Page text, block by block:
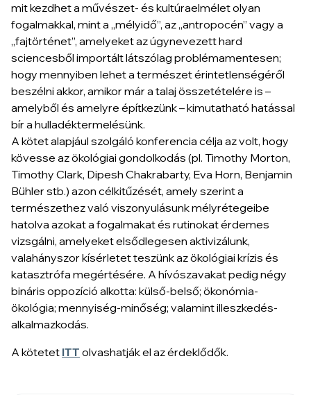
mit kezdhet a művészet- és kultúraelmélet olyan
fogalmakkal, mint a „mélyidő”, az „antropocén” vagy a
„fajtörténet”, amelyeket az úgynevezett hard
sciencesből importált látszólag problémamentesen;
hogy mennyiben lehet a természet érintetlenségéről
beszélni akkor, amikor már a talaj összetételére is –
amelyből és amelyre építkezünk – kimutatható hatással
bír a hulladéktermelésünk.
A kötet alapjául szolgáló konferencia célja az volt, hogy
kövesse az ökológiai gondolkodás (pl. Timothy Morton,
Timothy Clark, Dipesh Chakrabarty, Eva Horn, Benjamin
Bühler stb.) azon célkitűzését, amely szerint a
természethez való viszonyulásunk mélyrétegeibe
hatolva azokat a fogalmakat és rutinokat érdemes
vizsgálni, amelyeket elsődlegesen aktivizálunk,
valahányszor kísérletet teszünk az ökológiai krízis és
katasztrófa megértésére. A hívószavakat pedig négy
bináris oppozíció alkotta: külső-belső; ökonómia-
ökológia; mennyiség-minőség; valamint illeszkedés-
alkalmazkodás.
A kötetet ITT olvashatják el az érdeklődők.